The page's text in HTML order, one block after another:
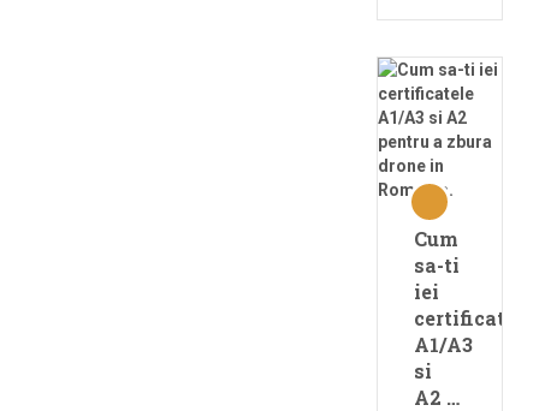
Cum
sa-ti
iei
certificatele
A1/A3
si
A2 …